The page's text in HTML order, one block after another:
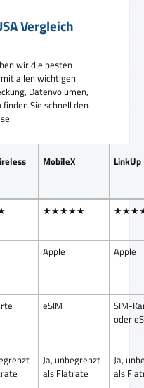
Vergleich
wir die besten
mit allen wichtigen
Datenvolumen,
Sie schnell den
MobileX
★★★★★
Apple Apple
eSIM
SIM-
oder
Ja, unbegrenzt
als Flatrate
Ja,
als